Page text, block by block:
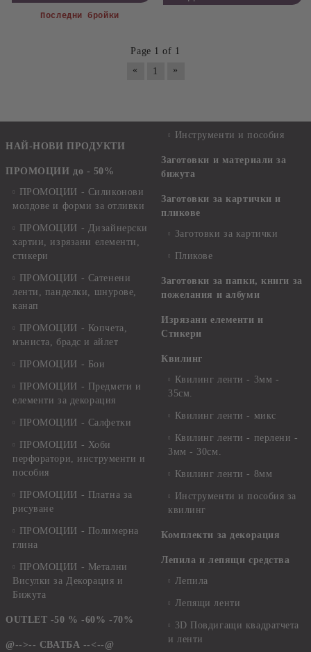
Последни бройки
Page 1 of 1
«
1 »
НАЙ-НОВИ ПРОДУКТИ
ПРОМОЦИИ до - 50%
ПРОМОЦИИ - Силиконови
молдове и форми за отливки
ПРОМОЦИИ - Дизайнерски
хартии, изрязани елементи,
стикери
ПРОМОЦИИ - Сатенени
ленти, панделки, шнурове,
канап
ПРОМОЦИИ - Копчета,
мъниста, брадс и айлет
ПРОМОЦИИ - Бои
ПРОМОЦИИ - Предмети и
елементи за декорация
ПРОМОЦИИ - Салфетки
ПРОМОЦИИ - Хоби
перфоратори, инструменти и
пособия
ПРОМОЦИИ - Платна за
рисуване
ПРОМОЦИИ - Полимерна
глина
ПРОМОЦИИ - Метални
Висулки за Декорация и
Бижута
OUTLET -50 % -60% -70%
@-->-- СВАТБА --<--@
Инструменти и пособия
Заготовки и материали за
бижута
Заготовки за картички и
пликове
Заготовки за картички
Пликове
Заготовки за папки, книги за
пожелания и албуми
Изрязани елементи и
Стикери
Квилинг
Квилинг ленти - 3мм -
35см.
Квилинг ленти - микс
Квилинг ленти - перлени -
3мм - 30см.
Квилинг ленти - 8мм
Инструменти и пособия за
квилинг
Комплекти за декорация
Лепила и лепящи средства
Лепила
Лепящи ленти
3D Повдигащи квадратчета
и ленти